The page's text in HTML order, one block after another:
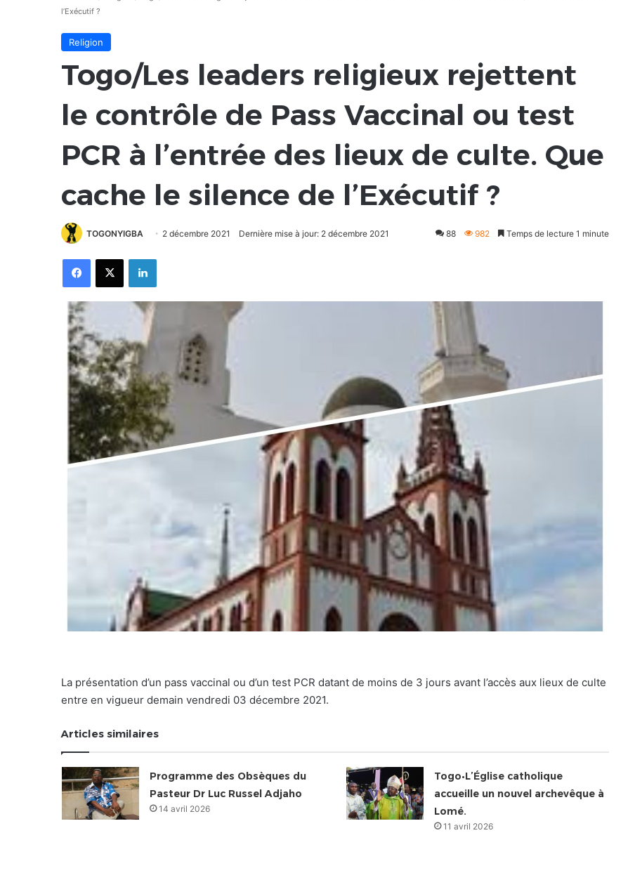
l’Exécutif ?
Religion
Togo/Les leaders religieux rejettent
le contrôle de Pass Vaccinal ou test
PCR à l’entrée des lieux de culte. Que
cache le silence de l’Exécutif ?
TOGONYIGBA 2 décembre 2021 Dernière mise à jour: 2 décembre 2021 88 982 Temps de lecture 1 minute
FacebookX Linkedin
La présentation d’un pass vaccinal ou d’un test PCR datant de moins de 3 jours avant l’accès aux lieux de culte
entre en vigueur demain vendredi 03 décembre 2021.
Articles similaires
Programme des Obsèques du
Pasteur Dr Luc Russel Adjaho
14 avril 2026
Togo•L’Église catholique
accueille un nouvel archevêque à
Lomé.
11 avril 2026